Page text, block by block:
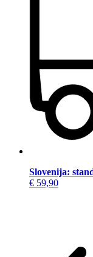
Slovenija:
€ 59,90